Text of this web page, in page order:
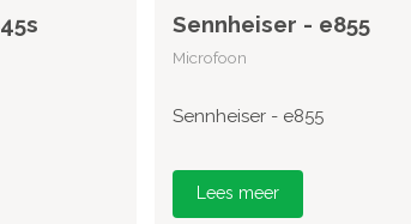
Sennheiser - e855
Microfoon
Sennheiser - e855
Lees meer